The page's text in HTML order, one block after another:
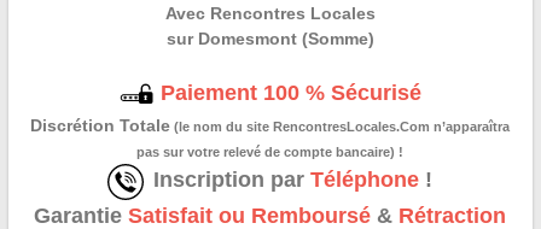
Avec Rencontres Locales
sur Domesmont (Somme)
Paiement 100 % Sécurisé
Discrétion Totale (le nom du site RencontresLocales.Com n’apparaîtra
pas sur votre relevé de compte bancaire) !
Inscription parTéléphone !
GarantieSatisfait ou Remboursé & Rétraction